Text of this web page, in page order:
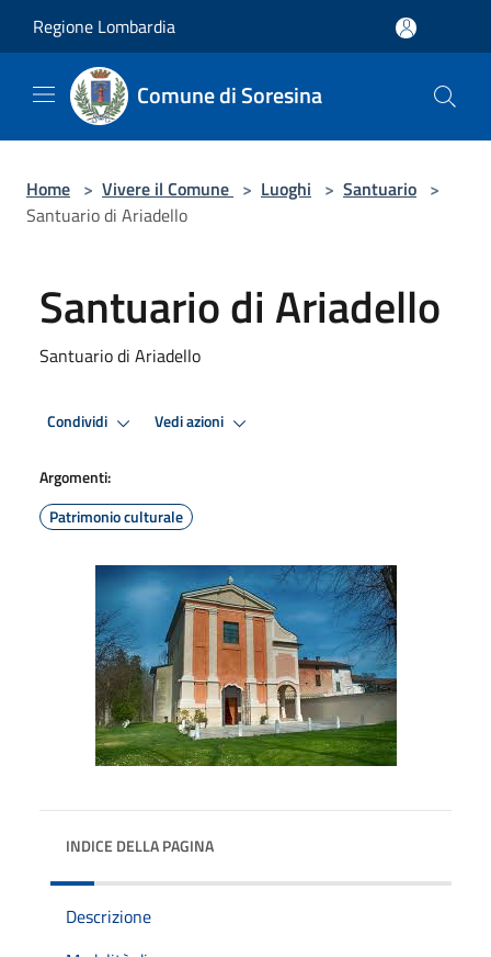
Regione Lombardia
Comune di Soresina
Home > Vivere il Comune > Luoghi > Santuario >
Santuario di Ariadello
Santuario di Ariadello
Santuario di Ariadello
Condividi Vedi azioni
Argomenti:
Patrimonio culturale
INDICE DELLA PAGINA
Descrizione